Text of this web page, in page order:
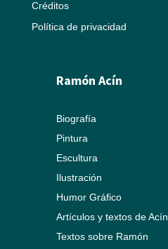
Créditos
Política de privacidad
Ramón Acín
Biografía
Pintura
Escultura
Ilustración
Humor Gráfico
Artículos y textos de Acín
Textos sobre Ramón